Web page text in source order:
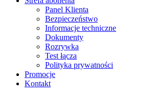
Panel Klienta
Bezpieczeństwo
Informacje techniczne
Dokumenty
Rozrywka
Test łącza
Polityka prywatności
Promocje
Kontakt